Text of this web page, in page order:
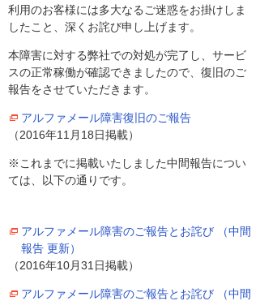
利用のお客様には多大なるご迷惑をお掛けしま
したこと、深くお詫び申し上げます。
本障害に対する弊社での対処が完了し、サービ
スの正常稼働が確認できましたので、復旧のご
報告をさせていただきます。
アルファメール障害復旧のご報告
（2016年11月18日掲載）
※これまでに掲載いたしました中間報告につい
ては、以下の通りです。
アルファメール障害のご報告とお詫び （中間
報告 更新）
（2016年10月31日掲載）
アルファメール障害のご報告とお詫び （中間